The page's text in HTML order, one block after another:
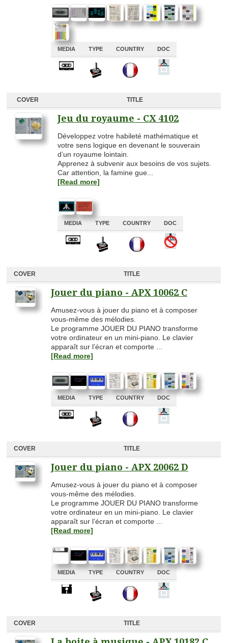
MEDIA TYPE COUNTRY DOC
COVER TITLE
Jeu du royaume - CX 4102
Développez votre habileté mathématique et
votre sens logique en devenant le souverain
d’un royaume lointain.
Apprenez à subvenir aux besoins de vos sujets.
Car attention, la famine gue...
[Read more]
MEDIA TYPE COUNTRY DOC
A
COVER TITLE
Jouer du piano - APX 10062 C
Amusez-vous à jouer du piano et à composer
vous-même des mélodies.
Le programme JOUER DU PIANO transforme
votre ordinateur en un mini-piano. Le clavier
apparaît sur l’écran et comporte ...
[Read more]
MEDIA TYPE COUNTRY DOC
COVER TITLE
Jouer du piano - APX 20062 D
Amusez-vous à jouer du piano et à composer
vous-même des mélodies.
Le programme JOUER DU PIANO transforme
votre ordinateur en un mini-piano. Le clavier
apparaît sur l’écran et comporte ...
[Read more]
MEDIA TYPE COUNTRY DOC
COVER TITLE